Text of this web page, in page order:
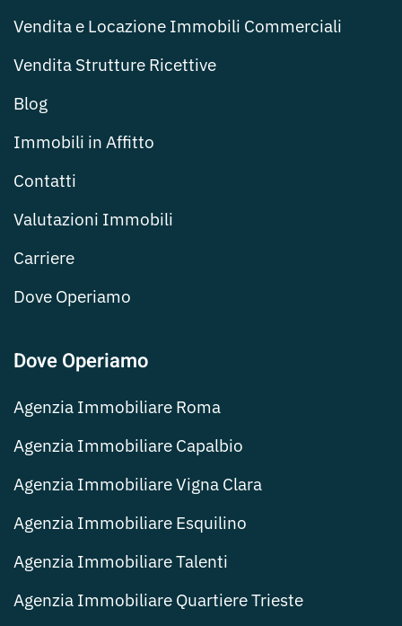
Vendita e Locazione Immobili Commerciali
Vendita Strutture Ricettive
Blog
Immobili in Affitto
Contatti
Valutazioni Immobili
Carriere
Dove Operiamo
Dove Operiamo
Agenzia Immobiliare Roma
Agenzia Immobiliare Capalbio
Agenzia Immobiliare Vigna Clara
Agenzia Immobiliare Esquilino
Agenzia Immobiliare Talenti
Agenzia Immobiliare Quartiere Trieste